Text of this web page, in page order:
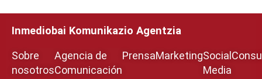
Inmediobai Komunikazio Agentzia
Sobre
nosotros
Agencia de
Comunicación
PrensaMarketingSocial
Media